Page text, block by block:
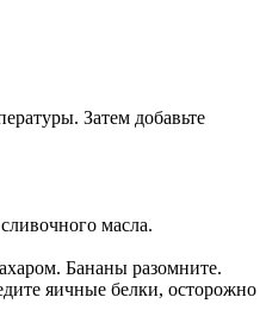
Затем добавьте
масла.
Бананы разомните.
яичные белки, осторожно